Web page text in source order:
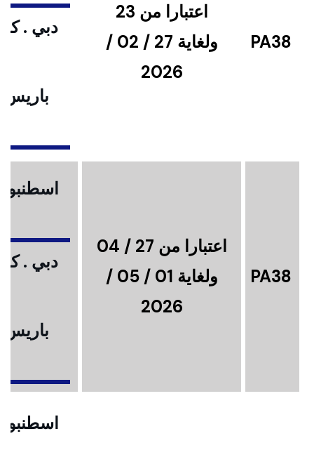
PA38
اعتبارا من 23
ولغاية 27 / 02 /
2026
دبي .
باريس
PA38
اعتبارا من 27 / 04
ولغاية 01 / 05 /
2026
دبي .
باريس